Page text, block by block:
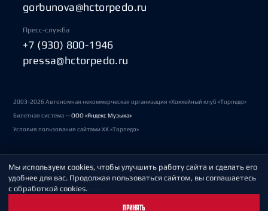
gorbunova@hctorpedo.ru
Пресс-служба
+7 (930) 800-1946
pressa@hctorpedo.ru
2003-2026 Автономная некоммерческая организация «Хоккейный клуб «Торпедо»
Билетная система —ООО «Яндекс Музыка»
Условия пользования сайтами ХК «Торпедо»
Политика обработки персональных данных
Пользовательское соглашение
Мы используем cookies, чтобы улучшить работу сайта и сделать его
удобнее для вас. Продолжая пользоваться сайтом, вы соглашаетесь
с обработкой cookies.
ПРИНЯТЬ